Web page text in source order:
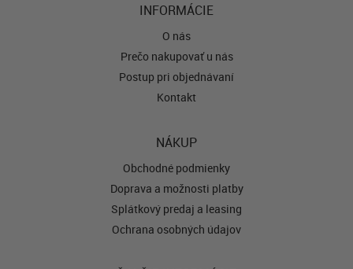
INFORMÁCIE
O nás
Prečo nakupovať u nás
Postup pri objednávaní
Kontakt
NÁKUP
Obchodné podmienky
Doprava a možnosti platby
Splátkový predaj a leasing
Ochrana osobných údajov